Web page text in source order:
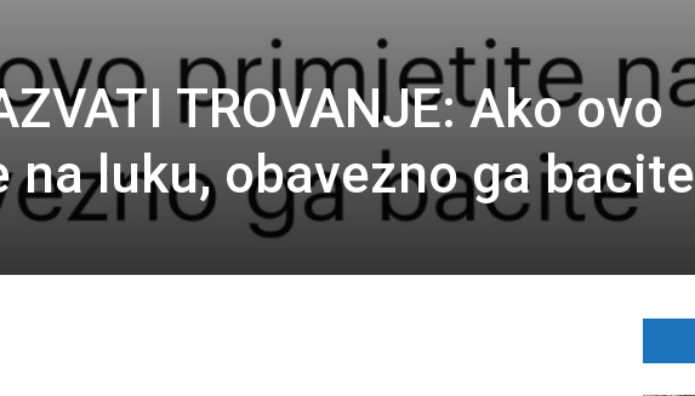
TROVANJE: Ako ovo
luku, obavezno ga bacite